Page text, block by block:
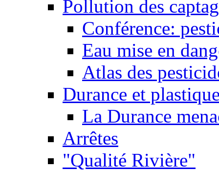
Pollution des
Conférence:
Eau mise en
Atlas des
Durance et
La Durance
Arrêtes
"Qualité Rivière"